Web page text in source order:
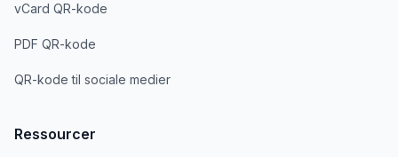
vCard QR-kode
PDF QR-kode
QR-kode til sociale medier
Ressourcer